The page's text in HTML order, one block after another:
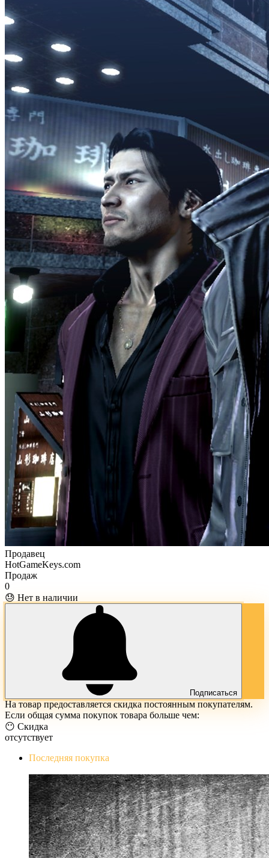
Продавец
HotGameKeys.com
Продаж
0
😓 Нет в наличии
Подписаться
На товар предоставляется скидка постоянным покупателям.
Если общая сумма покупок товара больше чем:
😶 Скидка
отсутствует
Последняя покупка